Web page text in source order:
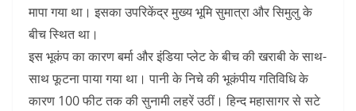
मापा गया था। इसका उपरिकेंद्र मुख्य भूमि सुमात्रा और सिमुलु के
बीच स्थित था।
इस भूकंप का कारण बर्मा और इंडिया प्लेट के बीच की खराबी के साथ-
साथ फूटना पाया गया था। पानी के निचे की भूकंपीय गतिविधि के
कारण 100 फीट तक की सुनामी लहरें उठीं। हिन्द महासागर से सटे